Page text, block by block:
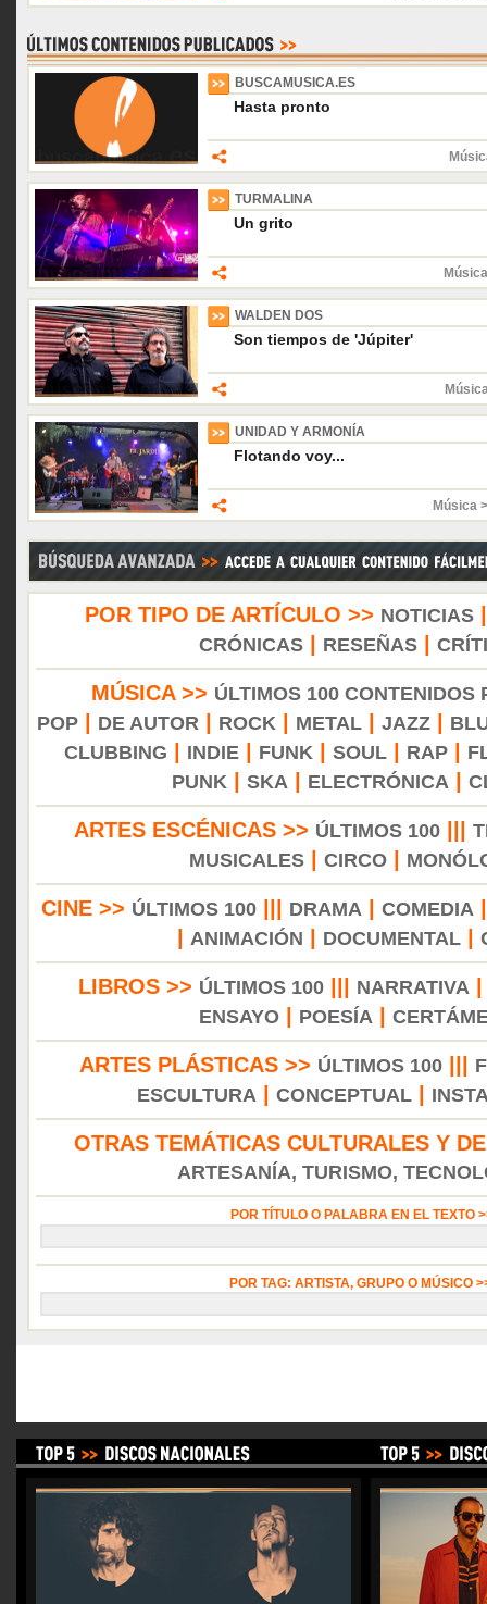
BUSCAMUSICA.ES
Hasta pronto
TURMALINA
Un grito
WALDEN DOS
Son tiempos de 'Júpiter'
UNIDAD Y ARMONÍA
Flotando voy...
Música
POR TIPO DE ARTÍCULO >> NOTICIAS
CRÓNICAS| RESEÑAS|
MÚSICA >> ÚLTIMOS 100 CONTENIDOS
POP| DE AUTOR ROCK METAL| JAZZ|
CLUBBING
INDIE| FUNK SOUL| RAP|
PUNK
SKA ELECTRÓNICA
ARTES ESCÉNICAS >> ÚLTIMOS 100
MUSICALES
CIRCO
CINE >> ÚLTIMOS 100||| DRAMA COMEDIA
ANIMACIÓN DOCUMENTAL|
LIBROS >> ÚLTIMOS 100 NARRATIVA
ENSAYO| POESÍA
ARTES PLÁSTICAS >> ÚLTIMOS 100|||
ESCULTURA
CONCEPTUAL
OTRAS TEMÁTICAS CULTURALES Y
ARTESANÍA, TURISMO,
POR TÍTULO O PALABRA EN EL TEXTO
POR TAG: ARTISTA, GRUPO O MÚSICO